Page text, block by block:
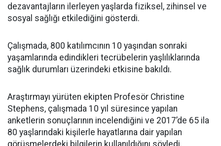
dezavantajların ilerleyen yaşlarda fiziksel, zihinsel ve
sosyal sağlığı etkilediğini gösterdi.
Çalışmada, 800 katılımcının 10 yaşından sonraki
yaşamlarında edindikleri tecrübelerin yaşlılıklarında
sağlık durumları üzerindeki etkisine bakıldı.
Araştırmayı yürüten ekipten Profesör Christine
Stephens, çalışmada 10 yıl süresince yapılan
anketlerin sonuçlarının incelendiğini ve 2017’de 65 ila
80 yaşlarındaki kişilerle hayatlarına dair yapılan
görüşmelerdeki bilgilerin kullanıldığını söyledi.